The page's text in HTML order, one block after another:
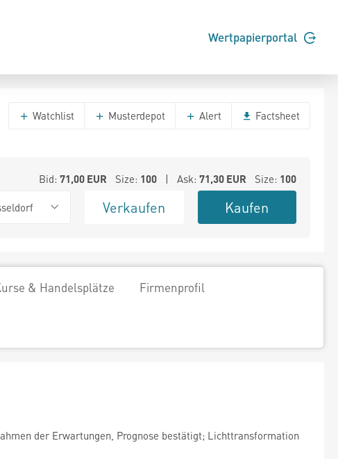
Wertpapierportal
Watchlist Musterdepot Alert Factsheet
Bid: 71,00EUR Size: 100| Ask: 71,30EUR Size: 100
Verkaufen Kaufen
& Handelsplätze Firmenprofil
der Erwartungen, Prognose bestätigt; Lichttransformation